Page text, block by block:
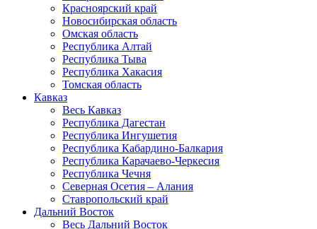
Красноярский край
Новосибирская область
Омская область
Республика Алтай
Республика Тыва
Республика Хакасия
Томская область
Кавказ
Весь Кавказ
Республика Дагестан
Республика Ингушетия
Республика Кабардино-Балкария
Республика Карачаево-Черкесия
Республика Чечня
Северная Осетия – Алания
Ставропольский край
Дальний Восток
Весь Дальний Восток